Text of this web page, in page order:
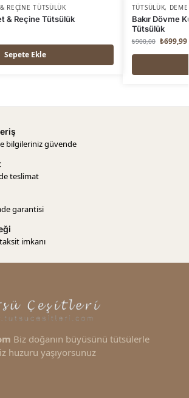
REÇINE TÜTSÜLÜK
& Reçine Tütsülük
Sepete Ekle
TÜTSÜLÜK,
Bakır Dövme
Tütsülük
₺900,00 ₺699,99
bilgileriniz güvende
teslimat
garantisi
imkanı
Biz doğanın büyüsünü tütsülerle
huzuru yaşıyorsunuz